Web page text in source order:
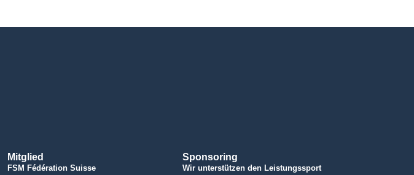
Mitglied
FSM Fédération Suisse
Sponsoring
Wir unterstützen den Leistungssport